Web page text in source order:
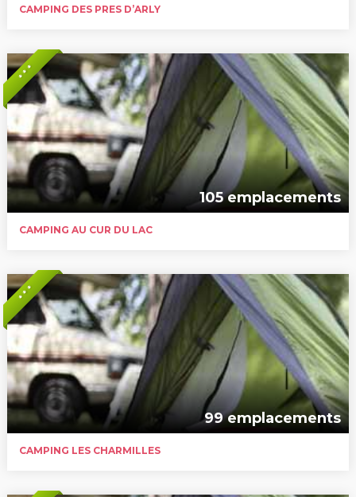
CAMPING DES PRES D’ARLY
* * *
105 emplacements
CAMPING AU CUR DU LAC
* * *
99 emplacements
CAMPING LES CHARMILLES